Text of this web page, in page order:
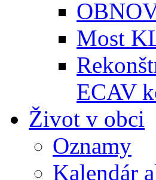
Most
ECAV
Život v obci
Oznamy
Kalendár